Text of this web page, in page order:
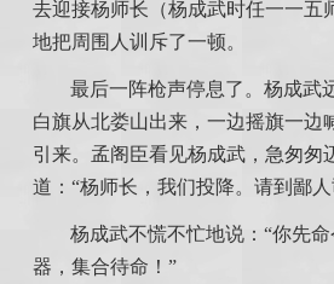
去迎接杨师长（杨成武时任一一五
地把周围人训斥了一顿。
最后一阵枪声停息了。杨成武
白旗从北娄山出来，一边摇旗一边
引来。孟阁臣看见杨成武，急匆匆
道：“杨师长，我们投降。请到鄙
杨成武不慌不忙地说：“你先
器，集合待命！”